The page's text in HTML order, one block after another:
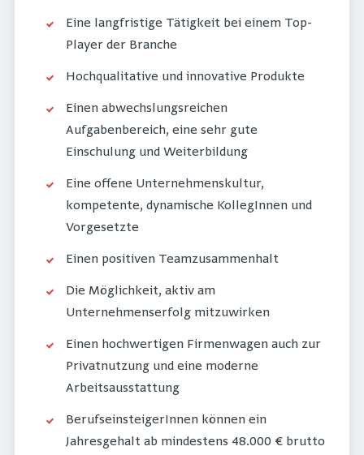
Eine langfristige Tätigkeit bei einem Top-
Player der Branche
Hochqualitative und innovative Produkte
Einen abwechslungsreichen
Aufgabenbereich, eine sehr gute
Einschulung und Weiterbildung
Eine offene Unternehmenskultur,
kompetente, dynamische KollegInnen und
Vorgesetzte
Einen positiven Teamzusammenhalt
Die Möglichkeit, aktiv am
Unternehmenserfolg mitzuwirken
Einen hochwertigen Firmenwagen auch zur
Privatnutzung und eine moderne
Arbeitsausstattung
BerufseinsteigerInnen können ein
Jahresgehalt ab mindestens 48.000 € brutto